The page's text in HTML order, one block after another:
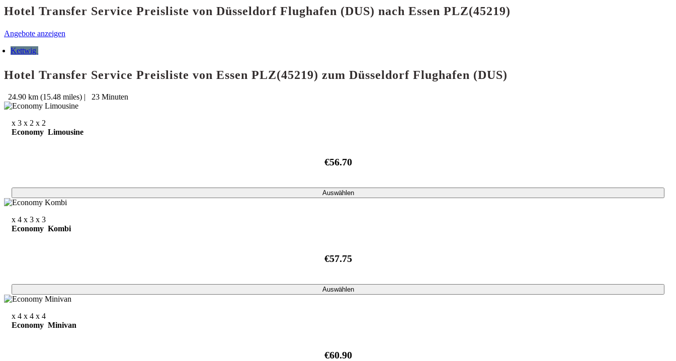
Hotel Transfer Service Preisliste von Düsseldorf Flughafen (DUS) nach Essen PLZ(45219)
Angebote anzeigen
Kettwig
Hotel Transfer Service Preisliste von Essen PLZ(45219) zum Düsseldorf Flughafen (DUS)
24.90 km (15.48 miles) | 23 Minuten
x 3 x 2 x 2
Economy Limousine
€56.70
Auswählen
x 4 x 3 x 3
Economy Kombi
€57.75
Auswählen
x 4 x 4 x 4
Economy Minivan
€60.90